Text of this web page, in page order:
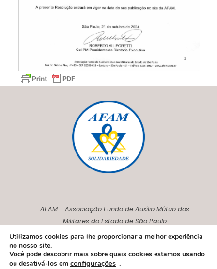
AFAM - Associação Fundo de Auxílio Mútuo dos
Militares do Estado de São Paulo
CNPJ00.230.675/0001-27
Utilizamos cookies para lhe proporcionar a melhor experiência
no nosso site.
Você pode descobrir mais sobre quais cookies estamos usando
ou desativá-los em configurações .